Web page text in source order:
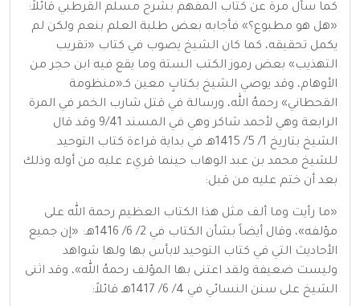
كما سأل مرةً عن كتاب المفهم بشرح مسلم القرطبي قائلاً:
«هل هو مطبوع؟» فأجابه بعض طلبة العلم بنعم ولكن لم
يكمل تحقيقه، كما كان الشيخ يصوب في كتاب «تقريب
التهذيب» بعض رموز الكتب الستة وما يقع فيه ابن حجر من
الأوهام، وقد يوصي الشيخ بكتابٍ معين كـ«منظومة
القحطاني» رحمهُ الله، ورسالة في قتل شارب الخمر في المرة
الرابعة وهي لأحمد شاكر وهي في المسند 9/41 وقد قال
الشيخ بتاريخ 1/ 5/ 1415هـ في بداية قراءة كتاب التوحيد
للشيخ محمد بن عبد الوهاب حينما قريء عليه من أوله وذلك
بعد أن ختم عليه من قبل:
«ما رأيت وما ألف مثل هذا الكتاب العظيم رحمة الله على
مؤلفه»، وقال أيضاً بشأن الكتاب في 2/ 6/ 1416هـ: «إن جميع
الأحاديث التي في كتاب التوحيد لابأس بها ولها شواهد
وليست ضعيفة ولقد اعتنى بها المؤلف رحمهُ الله»، وقد اثنى
الشيخ على سنن النسائي في 4/ 6/ 1417هـ قائلاً: